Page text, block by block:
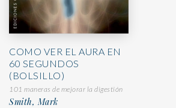
COMO VER EL AURA EN
60 SEGUNDOS
(BOLSILLO)
101 maneras de mejorar la digestión
Smith, Mark